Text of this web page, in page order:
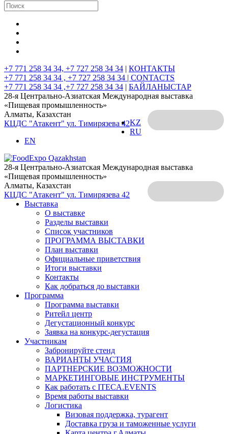
+7 771 258 34 34, +7 727 258 34 34 | КОНТАКТЫ
+7 771 258 34 34 , +7 727 258 34 34 | CONTACTS
+7 771 258 34 34 ,+7 727 258 34 34 | БАЙЛАНЫСТАР
28-я Центрально-Азиатская Международная выставка
«Пищевая промышленность»
Алматы, Казахстан
КЦДС "Атакент" ул. Тимирязева 42KZ
RU
EN
28-я Центрально-Азиатская Международная выставка
«Пищевая промышленность»
Алматы, Казахстан
КЦДС "Атакент" ул. Тимирязева 42
Выставка
О выставке
Разделы выставки
Список участников
ПРОГРАММА ВЫСТАВКИ
План выставки
Официальные приветствия
Итоги выставки
Контакты
Как добраться до выставки
Программа
Программа выставки
Ритейл центр
Дегустационный конкурс
Заявка на конкурс-дегустация
Участникам
Забронируйте стенд
ВАРИАНТЫ УЧАСТИЯ
ПАРТНЕРСКИЕ ВОЗМОЖНОСТИ
МАРКЕТИНГОВЫЕ ИНСТРУМЕНТЫ
Как работать с ITECA.EVENTS
Время работы выставки
Логистика
Визовая поддержка, турагент
Доставка груза и таможенные услуги